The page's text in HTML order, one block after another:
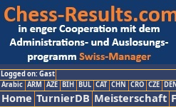
Logged on: Gast
Arabic ARM AZE BIH BUL CAT CHN CRO CZE
Home TurnierDB Meisterschaft